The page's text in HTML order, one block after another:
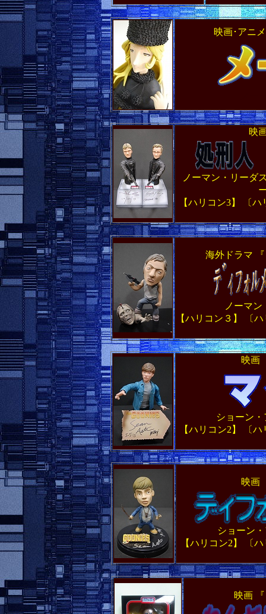
映画･アニ
映
ノーマン・リーダ
【ハリコン3】 〔
海外ドラマ
ノーマ
【ハリコン３】 〔
映画
ショーン
【ハリコン2】 〔
映画
ショーン
【ハリコン2】 〔
映画